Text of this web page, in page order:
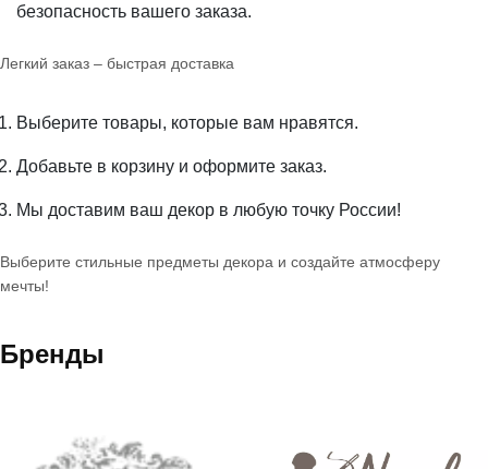
безопасность вашего заказа.
Легкий заказ – быстрая доставка
Выберите товары, которые вам нравятся.
Добавьте в корзину и оформите заказ.
Мы доставим ваш декор в любую точку России!
Выберите стильные предметы декора и создайте атмосферу
мечты!
Бренды